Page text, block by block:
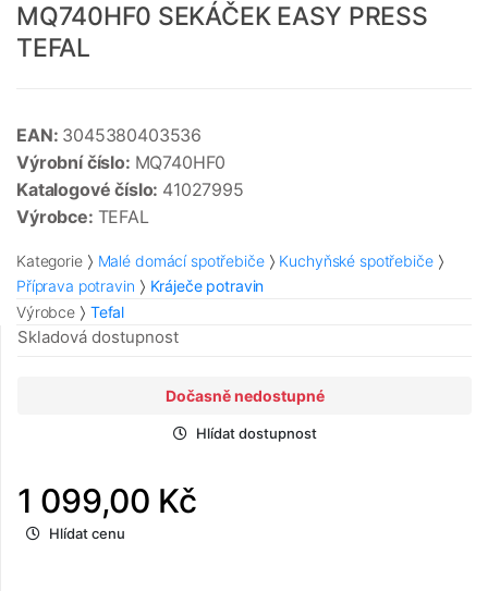
MQ740HF0 SEKÁČEK EASY PRESS
TEFAL
EAN: 3045380403536
Výrobní číslo: MQ740HF0
Katalogové číslo: 41027995
Výrobce: TEFAL
Kategorie Malé domácí spotřebiče
Kuchyňské spotřebiče
Příprava potravin
Kráječe potravin
Výrobce
Tefal
Skladová dostupnost
Dočasně nedostupné
Hlídat dostupnost
1 099,00 Kč
Hlídat cenu